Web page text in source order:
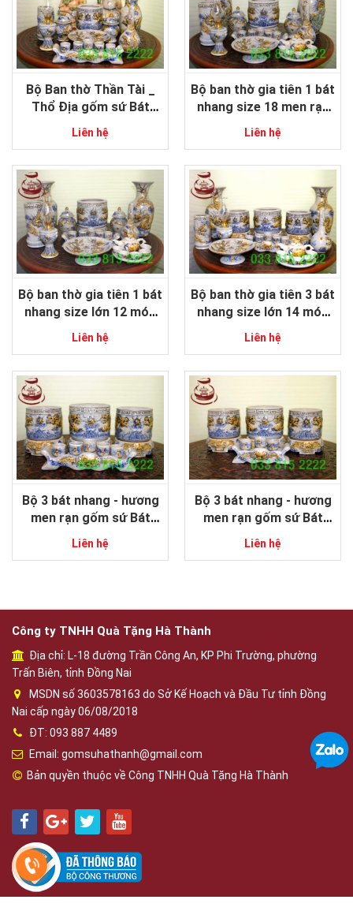
Bộ Ban thờ Thần Tài _
Thổ Địa gốm sứ Bát
tràng men rạn đắp nổi
cao cấp 12 món size
Liên hệ
Bộ ban thờ gia tiên 1 bát
nhang size 18 men rạn
đắp nổi gốm sứ Bát
Tràng cao cấp
Liên hệ
Bộ ban thờ gia tiên 1 bát
nhang size lớn 12 món
men rạn đắp nổi gốm sứ
Bát Tràng cao cấp
Liên hệ
Bộ ban thờ gia tiên 3 bát
nhang size lớn 14 món
men rạn đắp nổi gốm sứ
Bát Tràng cao cấp
Liên hệ
Bộ 3 bát nhang - hương
men rạn gốm sứ Bát
Tràng đắp nổi cao cấp
size 18-20cm
Liên hệ
Bộ 3 bát nhang - hương
men rạn gốm sứ Bát
Tràng đắp nổi cao cấp
16-18
Liên hệ
Công ty TNHH Quà Tặng Hà Thành
Địa chỉ: L-18 đường Trần Công An, KP Phi Trường, phường
Trấn Biên, tỉnh Đồng Nai
MSDN số 3603578163 do Sở Kế Hoạch và Đầu Tư tỉnh Đồng
Nai cấp ngày 06/08/2018
ĐT: 093 887 4489
Email: gomsuhathanh@gmail.com
Bản quyền thuộc về Công TNHH Quà Tặng Hà Thành